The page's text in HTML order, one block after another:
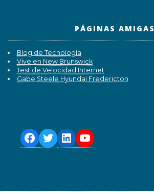
PÁGINAS AMIGAS
Blog de Tecnología
Vive en New Brunswick
Test de Velocidad Internet
Gabe Steele Hyundai Fredericton